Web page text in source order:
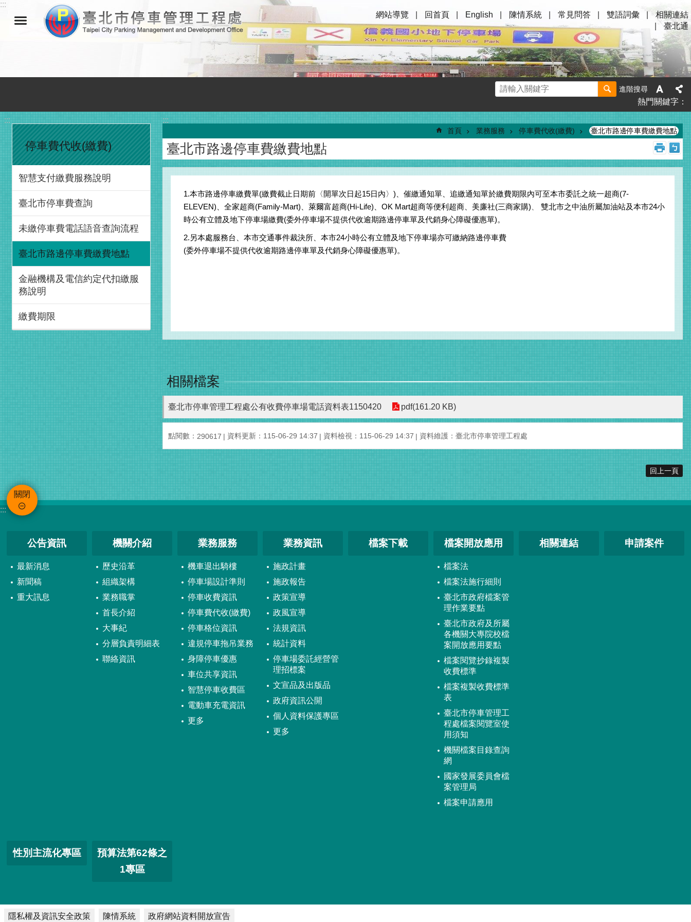
跳到主要內容區塊
:::
網站導覽
回首頁 English 陳情系統 常見問答 雙語詞彙
相關連結
臺北通
進階搜尋
熱門關鍵字
:::
停車費代收(繳費)
智慧支付繳費服務說明
臺北市停車費查詢
未繳停車費電話語音查詢流程
臺北市路邊停車費繳費地點
金融機構及電信約定代扣繳服
務說明
繳費期限
:::
首頁 業務服務 停車費代收(繳費) 臺北市路邊停車費繳費地點
臺北市路邊停車費繳費地點
1.本市路邊停車繳費單(繳費截止日期前〈開單次日起15日內〉)、催繳通知單、追繳通知單於繳費期限內可至本市委託之統一超商(7-
ELEVEN)、全家超商(Family-Mart)、萊爾富超商(Hi-Life)、OK Mart超商等便利超商、美廉社(三商家購)、
雙北市之中油所屬加油站及本市24小
時公有立體及地下停車場繳費(委外停車場不提供代收逾期路邊停車單及代銷身心障礙優惠單)。
2.另本處服務台、本市交通事件裁決所、本市24小時公有立體及地下停車場亦可繳納路邊停車費
(委外停車場不提供代收逾期路邊停車單及代銷身心障礙優惠單)。
相關檔案
臺北市停車管理工程處公有收費停車場電話資料表1150420 pdf(161.20 KB)
點閱數： 290617 資料更新： 115-06-29 14:37 資料檢視： 115-06-29 14:37 資料維護： 臺北市停車管理工程處
回上一頁
關閉
:::
公告資訊
最新消息
新聞稿
重大訊息
機關介紹
歷史沿革
組織架構
業務職掌
首長介紹
大事紀
分層負責明細表
聯絡資訊
業務服務
機車退出騎樓
停車場設計準則
停車收費資訊
停車費代收(繳費)
停車格位資訊
違規停車拖吊業務
身障停車優惠
車位共享資訊
智慧停車收費區
電動車充電資訊
更多
業務資訊
施政計畫
施政報告
政策宣導
政風宣導
法規資訊
統計資料
停車場委託經營管
理招標案
文宣品及出版品
政府資訊公開
個人資料保護專區
更多
檔案下載 檔案開放應用
檔案法
檔案法施行細則
臺北市政府檔案管
理作業要點
臺北市政府及所屬
各機關大專院校檔
案開放應用要點
檔案閱覽抄錄複製
收費標準
檔案複製收費標準
表
臺北市停車管理工
程處檔案閱覽室使
用須知
機關檔案目錄查詢
網
國家發展委員會檔
案管理局
檔案申請應用
相關連結 申請案件
性別主流化專區
預算法第62條之
1專區
隱私權及資訊安全政策 陳情系統 政府網站資料開放宣告